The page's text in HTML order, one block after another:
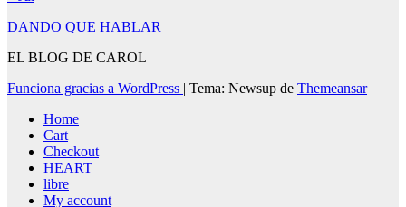
DANDO QUE HABLAR
EL BLOG DE CAROL
Funciona gracias a WordPress | Tema: Newsup de Themeansar
Home
Cart
Checkout
HEART
libre
My account